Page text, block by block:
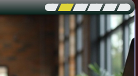
[\ \\ \\ \\ \\ \]